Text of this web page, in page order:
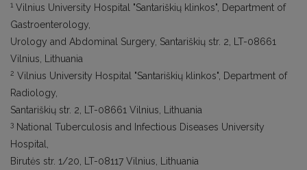
1 Vilnius University Hospital "Santariškių klinkos", Department of
Gastroenterology,
Urology and Abdominal Surgery, Santariškių str. 2, LT-08661
Vilnius, Lithuania
2 Vilnius University Hospital "Santariškių klinkos", Department of
Radiology,
Santariškių str. 2, LT-08661 Vilnius, Lithuania
3 National Tuberculosis and Infectious Diseases University
Hospital,
Birutės str. 1/20, LT-08117 Vilnius, Lithuania